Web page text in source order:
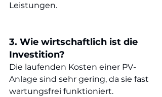
Leistungen.
3. Wie wirtschaftlich ist die
Investition?
Die laufenden Kosten einer PV-
Anlage sind sehr gering, da sie fast
wartungsfrei funktioniert.